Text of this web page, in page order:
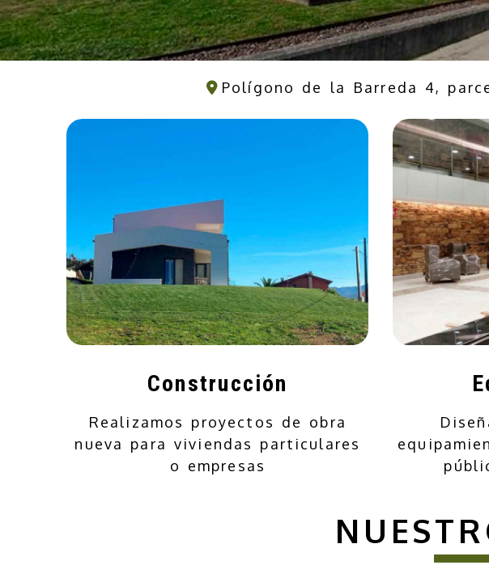
Polígono de la Barreda 4,
Construcción
Realizamos proyectos de obra
nueva para viviendas particulares
o empresas